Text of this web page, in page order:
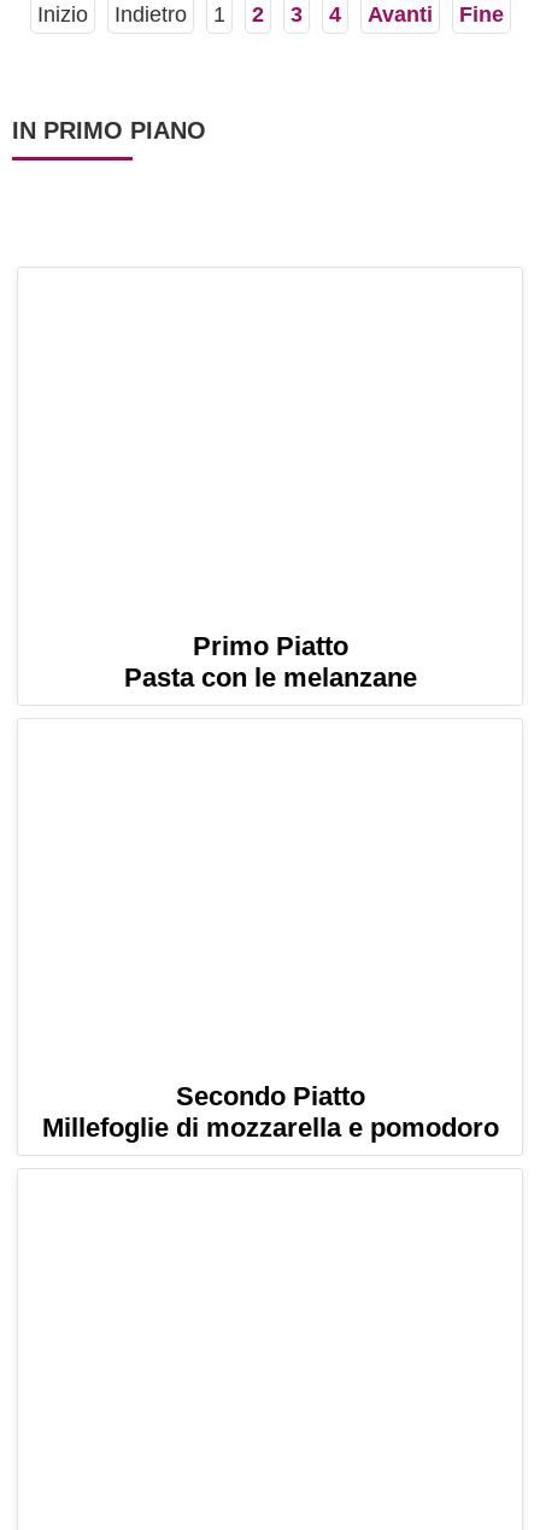
Inizio Indietro 1 2 3 4 Avanti Fine
IN PRIMO PIANO
Primo Piatto
Pasta con le melanzane
Secondo Piatto
Millefoglie di mozzarella e pomodoro